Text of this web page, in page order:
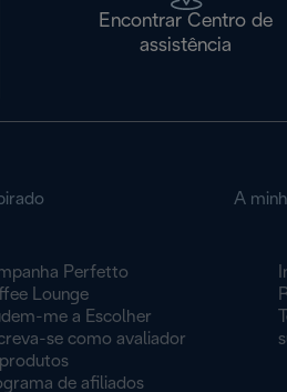
Encontrar Centro de
assistência
Perfetto
Lounge
me a Escolher
se como avaliador
de afiliados
A